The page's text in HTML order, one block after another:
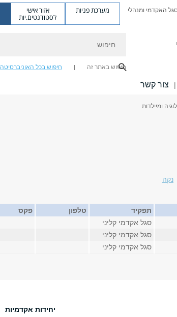
האקדמי ומנהלי מערכת פניות אזור אישי
לסטודנטים.יות
חיפוש באתר זה חיפוש בכל האוניברסיטה
| צור קשר
ומיילדות
נקה
תפקיד טלפון פקס
סגל אקדמי קליני
סגל אקדמי קליני
סגל אקדמי קליני
יחידות אקדמיות